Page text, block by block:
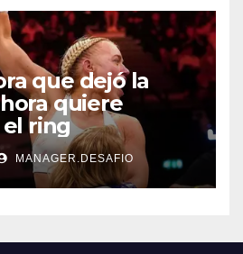
que dejó la
quiere
ring​
MANAGER.DESAFIO